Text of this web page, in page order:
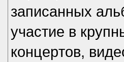
записанных
участие в
концеpтов,